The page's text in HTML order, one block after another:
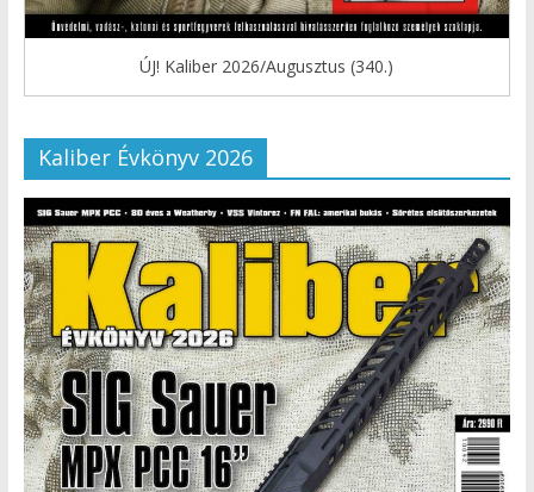
ÚJ! Kaliber 2026/Augusztus (340.)
Kaliber Évkönyv 2026